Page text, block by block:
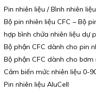
Pin nhiên liệu / Bình nhiên liệu
Bộ pin nhiên liệu CFC – Bộ
hợp bình chứa nhiên liệu dự
Bộ phận CFC dành cho pin
Bộ phận CFC dành cho
Cảm biến mức nhiên liệu 0-
Pin nhiên liệu AluCell